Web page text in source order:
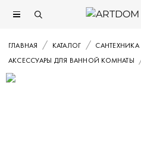
ГЛАВНАЯ КАТАЛОГ
САНТЕХНИКА
АКСЕССУАРЫ ДЛЯ ВАННОЙ КОМНАТЫ